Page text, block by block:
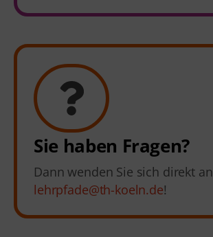
Sie haben Fragen?
Dann wenden Sie sich direkt an
lehrpfade@th-koeln.de!